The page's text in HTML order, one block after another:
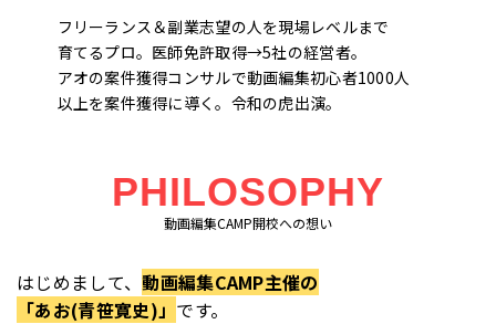
フリーランス＆副業志望の人を現場レベルまで
育てるプロ。医師免許取得→5社の経営者。
アオの案件獲得コンサルで動画編集初心者1000人
以上を案件獲得に導く。令和の虎出演。
PHILOSOPHY
動画編集CAMP開校への想い
はじめまして、動画編集CAMP主催の
「あお(青笹寛史)」 です。